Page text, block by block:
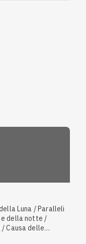
Luna / Paralleli
e della notte /
/ Causa delle